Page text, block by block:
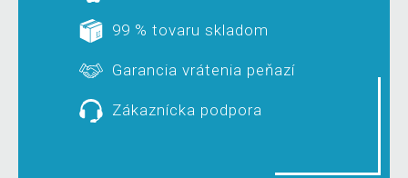
99 % tovaru skladom
Garancia vrátenia peňazí
Zákaznícka podpora